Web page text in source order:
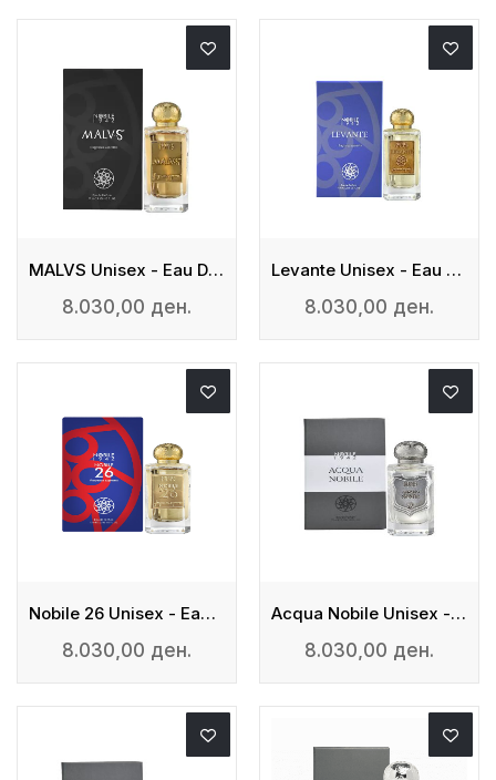
MALVS Unisex - Eau De Parfum
8.030,00 ден.
Levante Unisex - Eau De Parfum
8.030,00 ден.
Nobile 26 Unisex - Eau De Parfum
8.030,00 ден.
Acqua Nobile Unisex - Eau De Parfum
8.030,00 ден.